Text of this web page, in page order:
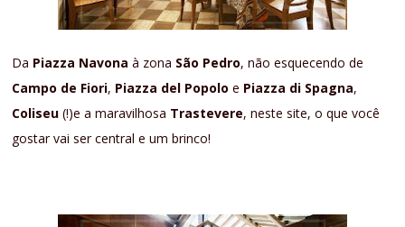
Da Piazza Navona à zona São Pedro, não esquecendo de
Campo de Fiori, Piazza del Popolo e Piazza di Spagna,
Coliseu(!)e a maravilhosa Trastevere, neste site, o que você
gostar vai ser central e um brinco!